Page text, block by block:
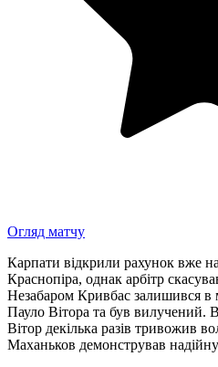
Огляд матчу
Карпати відкрили рахунок вже
Краснопіра, однак арбітр
Незабаром Кривбас залишився в
Пауло Вітора та був
Вітор декілька разів тривожив
Маханьков демонстрував